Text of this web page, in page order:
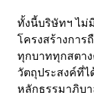
ทั้งนี้บริษัทฯ ไม่
โครงสร้างการ
ทุกบาททุกสตาง
วัตถุประสงค์ที่ไ
หลักธรรมาภิบา